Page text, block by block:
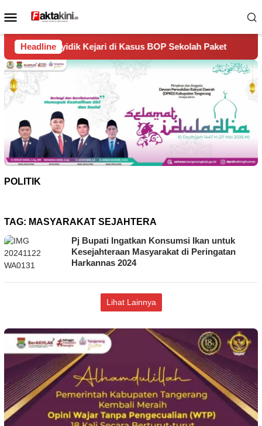
ke
Menu
Mobile
Headline
di Kasus BOP Sekolah Paket Dugaan Ratusan
POLITIK
TAG: MASYARAKAT SEJAHTERA
Pj Bupati Ingatkan Konsumsi Ikan untuk
Kesejahteraan Masyarakat di Peringatan
Harkannas 2024
Lihat Lainnya